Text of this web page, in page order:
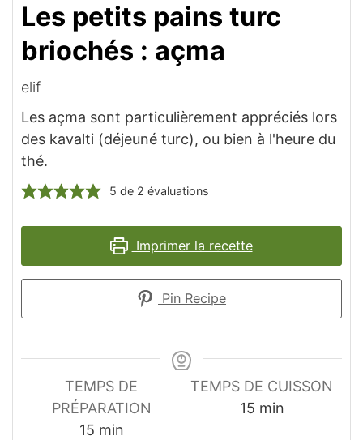
Les petits pains turc
briochés : açma
elif
Les açma sont particulièrement appréciés lors
des kavalti (déjeuné turc), ou bien à l'heure du
thé.
5 de 2 évaluations
Imprimer la recette
Pin Recipe
TEMPS DE
PRÉPARATION
15minutes
min
TEMPS DE CUISSON
15minutes
min